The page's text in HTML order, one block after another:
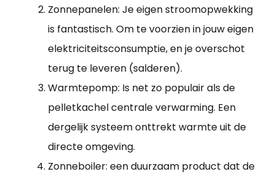
Zonnepanelen: Je eigen stroomopwekking
is fantastisch. Om te voorzien in jouw eigen
elektriciteitsconsumptie, en je overschot
terug te leveren (salderen).
Warmtepomp: Is net zo populair als de
pelletkachel centrale verwarming. Een
dergelijk systeem onttrekt warmte uit de
directe omgeving.
Zonneboiler: een duurzaam product dat de